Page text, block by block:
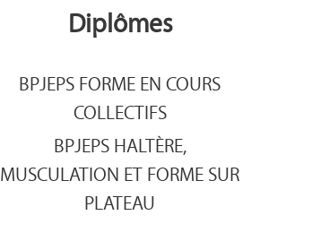
Diplômes
BPJEPS FORME EN COURS
COLLECTIFS
BPJEPS HALTÈRE,
MUSCULATION ET FORME SUR
PLATEAU